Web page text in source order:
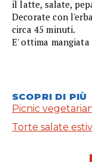
il latte, salate,
Decorate con
circa 45 minuti.
E' ottima mangiata
SCOPRI DI PIÙ
Picnic
Torte salate